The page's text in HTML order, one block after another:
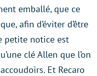
emballé, que ce
afin d’éviter d’être
petite notice est
clé Allen que l’on
Et Recaro